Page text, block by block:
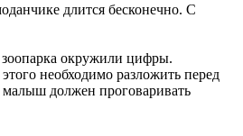
длится бесконечно. С
зоопарка окружили цифры.
необходимо разложить перед
должен проговаривать